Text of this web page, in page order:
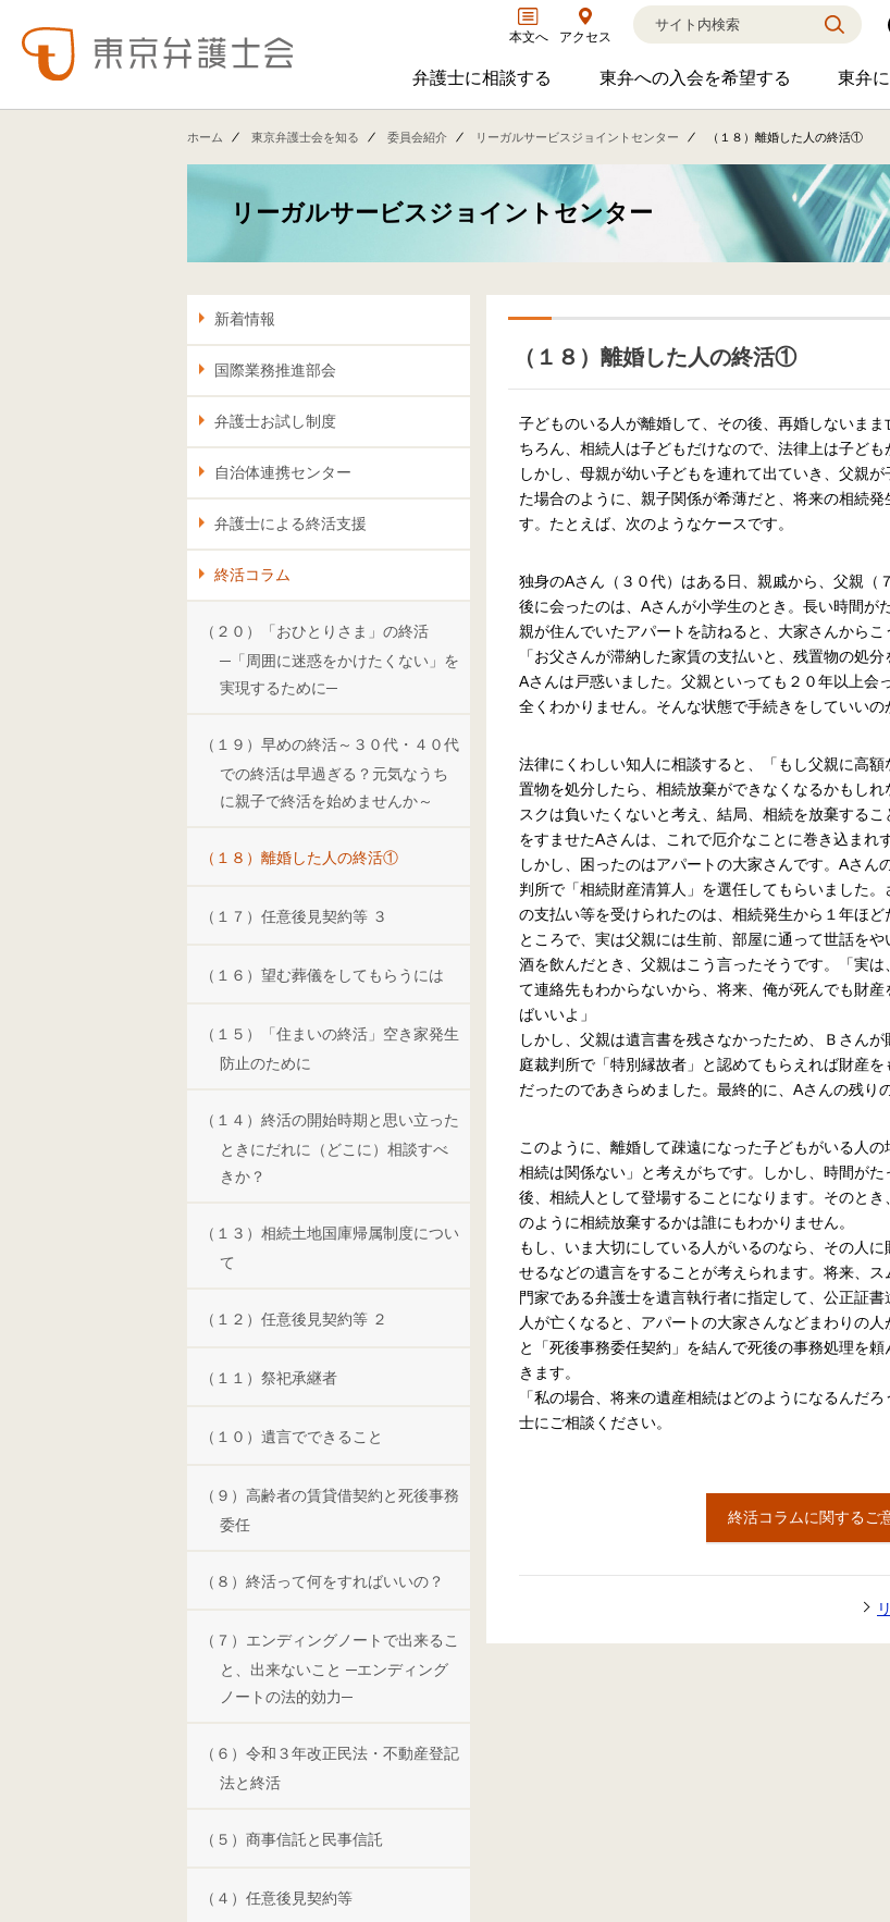
本文へ アクセス
弁護士に相談する弁護士に相談するのサブメニューを開閉
東弁への入会を希望する
東弁への入会を希望す
東弁
ホーム 東京弁護士会を知る 委員会紹介 リーガルサービスジョイントセンター （１８）離婚した人の終活①
リーガルサービスジョイントセンター
新着情報
国際業務推進部会
弁護士お試し制度
自治体連携センター
弁護士による終活支援
終活コラム
（２０）「おひとりさま」の終活
─「周囲に迷惑をかけたくない」を
実現するために─
（１９）早めの終活～３０代・４０代
での終活は早過ぎる？元気なうち
に親子で終活を始めませんか～
（１８）離婚した人の終活①
（１７）任意後見契約等 ３
（１６）望む葬儀をしてもらうには
（１５）「住まいの終活」空き家発生
防止のために
（１４）終活の開始時期と思い立った
ときにだれに（どこに）相談すべ
きか？
（１３）相続土地国庫帰属制度につい
て
（１２）任意後見契約等 ２
（１１）祭祀承継者
（１０）遺言でできること
（９）高齢者の賃貸借契約と死後事務
委任
（８）終活って何をすればいいの？
（７）エンディングノートで出来るこ
と、出来ないこと ─エンディング
ノートの法的効力─
（６）令和３年改正民法・不動産登記
法と終活
（５）商事信託と民事信託
（４）任意後見契約等
（１８）離婚した人の終活①
子どものいる人が離婚して、その後、再婚しないま
ちろん、相続人は子どもだけなので、法律上は子ども
しかし、母親が幼い子どもを連れて出ていき、父親
た場合のように、親子関係が希薄だと、将来の相続
す。たとえば、次のようなケースです。
独身のAさん（３０代）はある日、親戚から、父親
後に会ったのは、Aさんが小学生のとき。長い時間が
親が住んでいたアパートを訪ねると、大家さんからこ
「お父さんが滞納した家賃の支払いと、残置物の処分
Aさんは戸惑いました。父親といっても２０年以上会
全くわかりません。そんな状態で手続きをしていいの
法律にくわしい知人に相談すると、「もし父親に高
置物を処分したら、相続放棄ができなくなるかもし
スクは負いたくないと考え、結局、相続を放棄する
をすませたAさんは、これで厄介なことに巻き込まれ
しかし、困ったのはアパートの大家さんです。Aさ
判所で「相続財産清算人」を選任してもらいました
の支払い等を受けられたのは、相続発生から１年ほど
ところで、実は父親には生前、部屋に通って世話を
酒を飲んだとき、父親はこう言ったそうです。「実
て連絡先もわからないから、将来、俺が死んでも財
ばいいよ」
しかし、父親は遺言書を残さなかったため、Ｂさん
庭裁判所で「特別縁故者」と認めてもらえれば財産
だったのであきらめました。最終的に、Aさんの残り
このように、離婚して疎遠になった子どもがいる人
相続は関係ない」と考えがちです。しかし、時間が
後、相続人として登場することになります。そのと
のように相続放棄するかは誰にもわかりません。
もし、いま大切にしている人がいるのなら、その人
せるなどの遺言をすることが考えられます。将来、
門家である弁護士を遺言執行者に指定して、公正証
人が亡くなると、アパートの大家さんなどまわりの
と「死後事務委任契約」を結んで死後の事務処理を
きます。
「私の場合、将来の遺産相続はどのようになるんだ
士にご相談ください。
（本田
終活コラムに関するご